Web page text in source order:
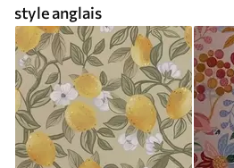
style anglais